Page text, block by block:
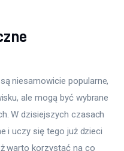
niesamowicie popularne,
ale mogą być wybrane
W dzisiejszych czasach
i uczy się tego już dzieci
warto korzystać na co